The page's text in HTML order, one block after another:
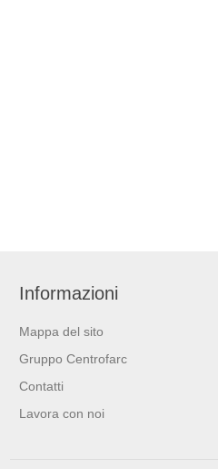
Informazioni
Mappa del sito
Gruppo Centrofarc
Contatti
Lavora con noi